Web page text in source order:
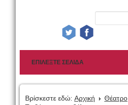
Βρίσκεστε εδώ: Αρχική
Θέατρο